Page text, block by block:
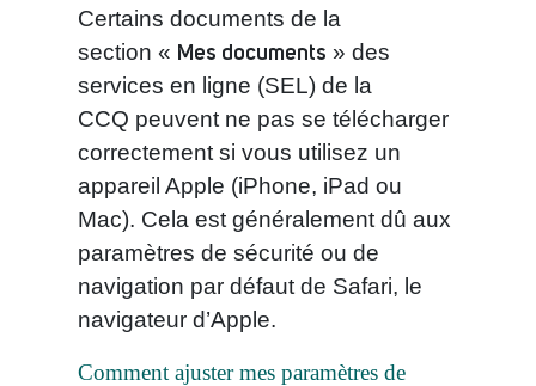
Certains documents de la
section « Mes documents » des
services en ligne (SEL) de la
CCQ peuvent ne pas se télécharger
correctement si vous utilisez un
appareil Apple (iPhone, iPad ou
Mac). Cela est généralement dû aux
paramètres de sécurité ou de
navigation par défaut de Safari, le
navigateur d’Apple.
Comment ajuster mes paramètres de